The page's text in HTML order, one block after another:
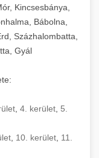
Kincsesbánya,
Bábolna,
Százhalombatta,
Gyál
4. kerület 5.
, 10. kerület, 11.